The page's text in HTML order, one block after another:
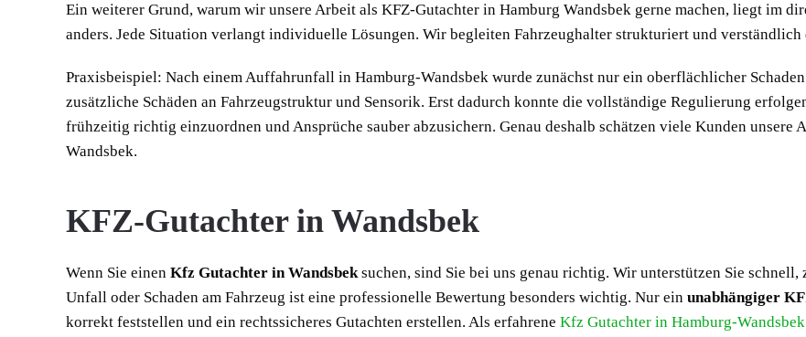
Ein weiterer Grund, warum wir unsere Arbeit als KFZ-Gutachter in Hamburg Wandsbek gerne machen, liegt im
anders. Jede Situation verlangt individuelle Lösungen. Wir begleiten Fahrzeughalter strukturiert und verständlich
Praxisbeispiel: Nach einem Auffahrunfall in Hamburg-Wandsbek wurde zunächst nur ein oberflächlicher
zusätzliche Schäden an Fahrzeugstruktur und Sensorik. Erst dadurch konnte die vollständige Regulierung
frühzeitig richtig einzuordnen und Ansprüche sauber abzusichern. Genau deshalb schätzen viele Kunden unsere
Wandsbek.
KFZ-Gutachter in Wandsbek
Wenn Sie einen Kfz Gutachter in Wandsbeksuchen, sind Sie bei uns genau richtig. Wir unterstützen Sie
Unfall oder Schaden am Fahrzeug ist eine professionelle Bewertung besonders wichtig. Nur ein unabhängiger
korrekt feststellen und ein rechtssicheres Gutachten erstellen. Als erfahrene Kfz Gutachter in Hamburg-Wandsbek